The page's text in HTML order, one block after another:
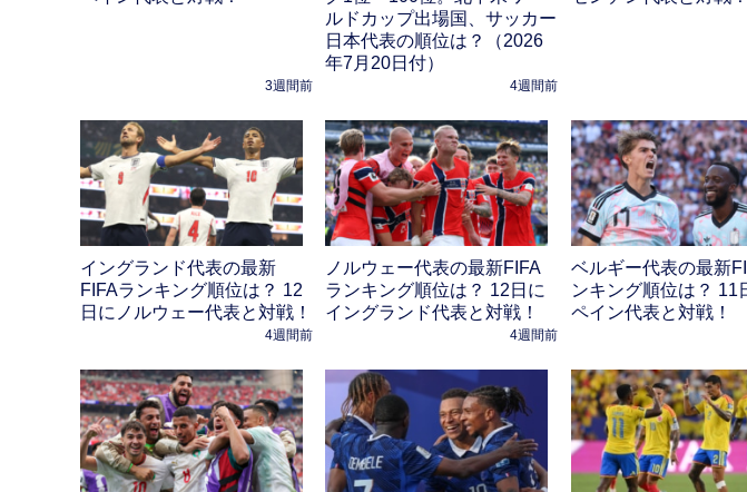
3週間前
ルドカップ出場国、サッカー
日本代表の順位は？（2026
年7月20日付）
4週間前
イングランド代表の最新
FIFAランキング順位は？ 12
日にノルウェー代表と対戦！
4週間前
ノルウェー代表の最新FIFA
ランキング順位は？ 12日に
イングランド代表と対戦！
4週間前
ベルギー代表の最新
ンキング順位は？ 11
ペイン代表と対戦！